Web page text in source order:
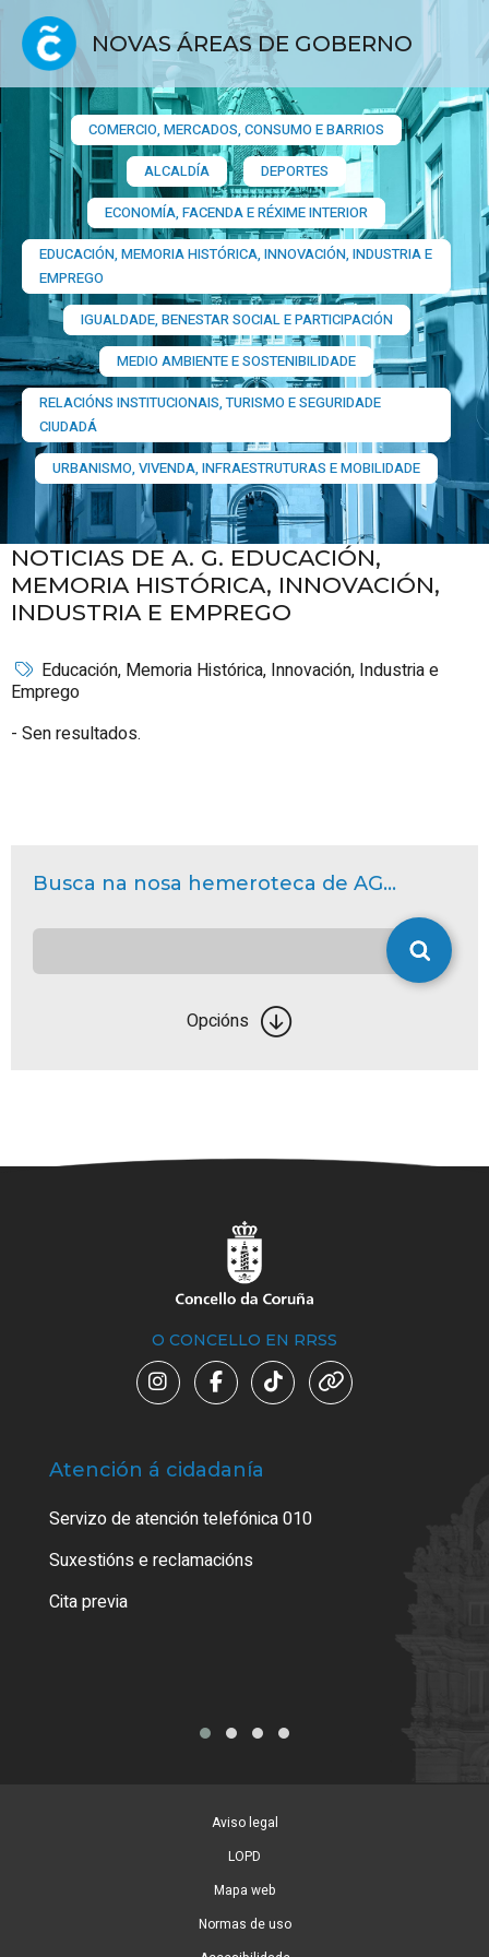
NOVAS ÁREAS DE GOBERNO
COMERCIO, MERCADOS, CONSUMO E BARRIOS​
ALCALDÍA
DEPORTES
ECONOMÍA, FACENDA E RÉXIME INTERIOR
EDUCACIÓN, MEMORIA HISTÓRICA, INNOVACIÓN, INDUSTRIA E
EMPREGO
IGUALDADE, BENESTAR SOCIAL E PARTICIPACIÓN
MEDIO AMBIENTE E SOSTENIBILIDADE
RELACIÓNS INSTITUCIONAIS, TURISMO E SEGURIDADE
CIUDADÁ
URBANISMO, VIVENDA, INFRAESTRUTURAS E MOBILIDADE
NOTICIAS DE A. G. EDUCACIÓN,
MEMORIA HISTÓRICA, INNOVACIÓN,
INDUSTRIA E EMPREGO
Educación, Memoria Histórica, Innovación, Industria e
Emprego
Sen resultados.
Busca na nosa hemeroteca de AG...
Opcións
O CONCELLO EN RRSS
Atención á cidadanía
Servizo de atención telefónica 010
Suxestións e reclamacións
Cita previa
Aviso legal
LOPD
Mapa web
Normas de uso